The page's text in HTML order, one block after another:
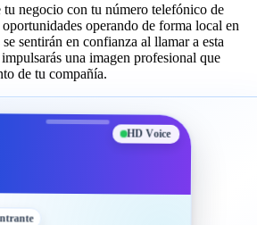
tu negocio con tu número telefónico de
operando de forma local en
sentirán en confianza al llamar a esta
una imagen profesional que
de tu compañía.
HD Voice